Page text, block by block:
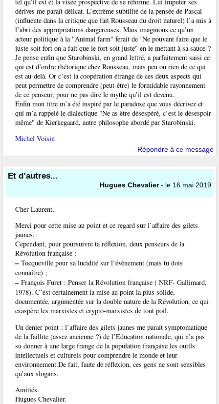
dérives me paraît délicat. L’extrême subtilité de la pensée de Pascal
(influente dans la critique que fait Rousseau du droit naturel) l’a mis à
l’abri des appropriations dangereuses. Mais imaginons ce qu’un
acteur politique à la "Animal farm" ferait de ’Ne pouvant faire que le
juste soit fort on a fait que le fort soit juste" en le mettant à sa sauce ?
Je pense enfin que Starobinski, en grand lettré, a parfaitement saisi ce
qui est d’ordre rhétorique chez Rousseau, mais peu ou rien de ce qui
est au-delà. Or c’est la coopération étrange de ces deux aspects qui
peut permettre de comprendre (peut-être) le formidable rayonnement
de ce penseur, pour ne pas dire le mythe qu’il est devenu.
Enfin mon titre m’a été inspiré par le paradoxe que vous décrivez et
qui m’a rappelé le dialectique "Ne as être désespéré, c’est le désespoir
même" de Kierkegaard, autre philosophe abordé par Starobinski.
Michel Voisin
Répondre à ce message
Et d’autres...
Hugues Chevalier- le 16 mai 2019
Cher Laurent,
Merci pour cette mise au point et ce regard sur l’affaire des gilets
jaunes.
Cependant, pour poursuivre ta réflexion, deux penseurs de la
Révolution française :
–Tocqueville pour sa lucidité sur l’évènement (mais tu dois
connaître) ;
–François Furet : Penser la Révolution française ( NRF- Gallimard,
1978). C’est certainement la mise au point la plus solide,
documentée, argumentée sur la double nature de la Révolution, ce qui
exaspère les marxistes et crypto-marxistes de tout poil.
Un denier point : l’affaire des gilets jaunes me parait symptomatique
de la faillite (assez ancienne ?) de l’Education nationale, qui n’a pas
su donner à une large frange de la population française les outils
intellectuels et culturels pour comprendre le monde et leur
environnement.De fait, faute de réflexion, ces gens ne sont sensibles
qu’aux slogans.
Amitiés.
Hugues Chevalier.